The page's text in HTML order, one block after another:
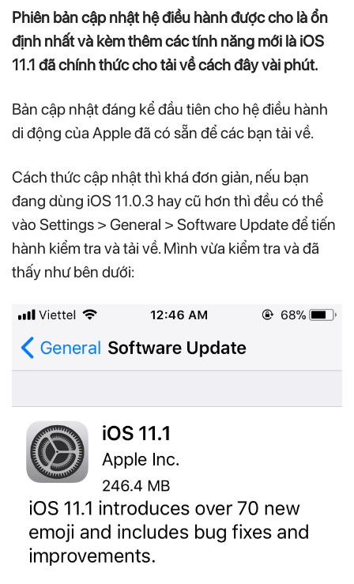
Phiên bản cập nhật hệ điều hành được cho là ổn
định nhất và kèm thêm các tính năng mới là iOS
11.1 đã chính thức cho tải về cách đây vài phút.
Bản cập nhật đáng kể đầu tiên cho hệ điều hành
di động của Apple đã có sẵn để các bạn tải về.
Cách thức cập nhật thì khá đơn giản, nếu bạn
đang dùng iOS 11.0.3 hay cũ hơn thì đều có thể
vào Settings > General > Software Update để tiến
hành kiểm tra và tải về. Mình vừa kiểm tra và đã
thấy như bên dưới: